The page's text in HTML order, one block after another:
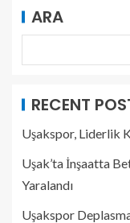
ARA
RECENT
Uşakspor, Liderlik
Uşak’ta İnşaatta
Yaralandı
Uşakspor